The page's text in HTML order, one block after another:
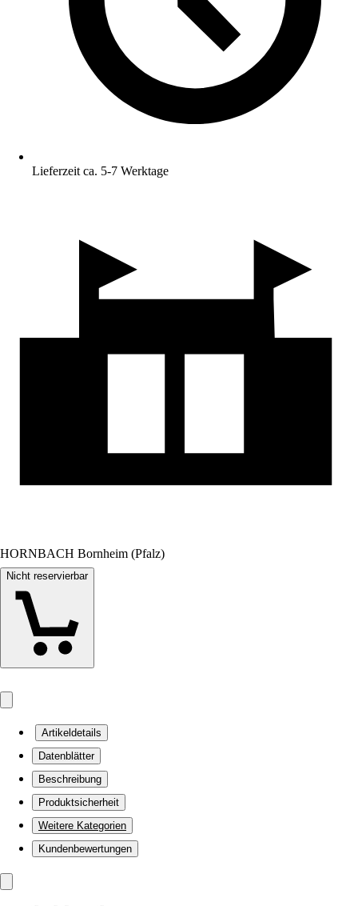
Lieferzeit ca. 5-7 Werktage
HORNBACH Bornheim (Pfalz)
Nicht reservierbar
Artikeldetails
Datenblätter
Beschreibung
Produktsicherheit
Weitere Kategorien
Kundenbewertungen